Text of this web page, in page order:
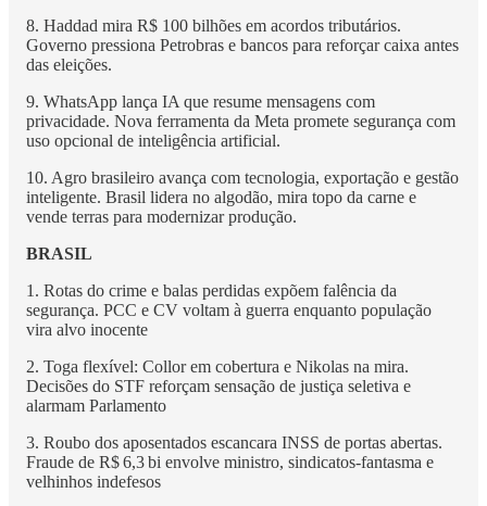
8. Haddad mira R$ 100 bilhões em acordos tributários.
Governo pressiona Petrobras e bancos para reforçar caixa antes
das eleições.
9. WhatsApp lança IA que resume mensagens com
privacidade. Nova ferramenta da Meta promete segurança com
uso opcional de inteligência artificial.
10. Agro brasileiro avança com tecnologia, exportação e gestão
inteligente. Brasil lidera no algodão, mira topo da carne e
vende terras para modernizar produção.
BRASIL
1. Rotas do crime e balas perdidas expõem falência da
segurança. PCC e CV voltam à guerra enquanto população
vira alvo inocente
2. Toga flexível: Collor em cobertura e Nikolas na mira.
Decisões do STF reforçam sensação de justiça seletiva e
alarmam Parlamento
3. Roubo dos aposentados escancara INSS de portas abertas.
Fraude de R$ 6,3 bi envolve ministro, sindicatos‑fantasma e
velhinhos indefesos